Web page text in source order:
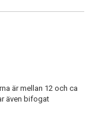
är mellan 12 och ca
även bifogat